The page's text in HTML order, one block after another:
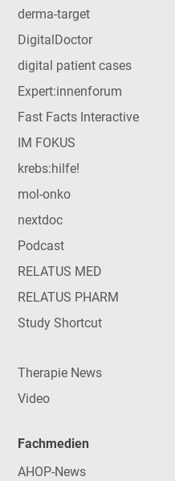
derma-target
DigitalDoctor
digital patient cases
Expert:innenforum
Fast Facts Interactive
IM FOKUS
krebs:hilfe!
mol-onko
nextdoc
Podcast
RELATUS MED
RELATUS PHARM
Study Shortcut
Therapie News
Video
Fachmedien
AHOP-News